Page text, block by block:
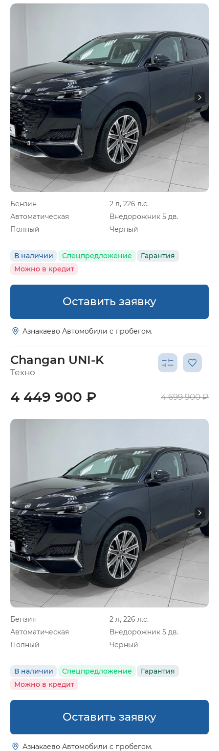
Бензин
2 л, 226 л.с.
Автоматическая
Внедорожник 5 дв.
Полный
Черный
В наличии Спецпредложение
Гарантия
Можно в кредит
Оставить заявку
Азнакаево Автомобили с пробегом.
Changan UNI-K
Техно
Бензин
2 л, 226 л.с.
Автоматическая
Внедорожник 5 дв.
Полный
Черный
В наличии Спецпредложение
Гарантия
Можно в кредит
4 449 900 ₽ 4 699 900 ₽
Оставить заявку
Азнакаево Автомобили с пробегом.